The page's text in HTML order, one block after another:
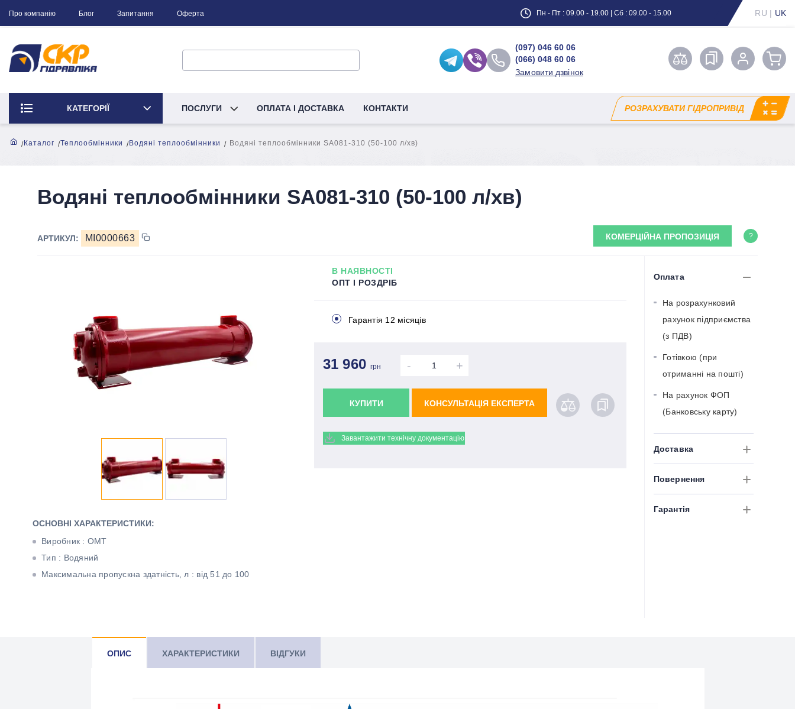
Про компанію Блог Запитання Оферта Пн - Пт : 09.00 - 19.00 | Сб : 09.00 - 15.00 RU | UK
(097) 046 60 06
(066) 048 60 06
Замовити дзвінок
КАТЕГОРІЇ ПОСЛУГИ ОПЛАТА І ДОСТАВКА КОНТАКТИ РОЗРАХУВАТИ ГІДРОПРИВІД
Каталог Теплообмінники Водяні теплообмінники Водяні теплообмінники SA081-310 (50-100 л/хв)
Водяні теплообмінники SA081-310 (50-100 л/хв)
АРТИКУЛ: MI0000663 КОМЕРЦІЙНА ПРОПОЗИЦІЯ ?
ОСНОВНІ ХАРАКТЕРИСТИКИ:
Виробник : ОМТ
Тип : Водяний
Максимальна пропускна здатність, л : від 51 до 100
В НАЯВНОСТІ
ОПТ І РОЗДРІБ
Гарантія 12 місяців
31 960грн - +
КУПИТИ КОНСУЛЬТАЦІЯ ЕКСПЕРТА
Завантажити технічну документацію
Оплата
На розрахунковий
рахунок підприємства
(з ПДВ)
Готівкою (при
отриманні на пошті)
На рахунок ФОП
(Банковську карту)
Доставка
Повернення
Гарантія
ОПИС ХАРАКТЕРИСТИКИ ВІДГУКИ